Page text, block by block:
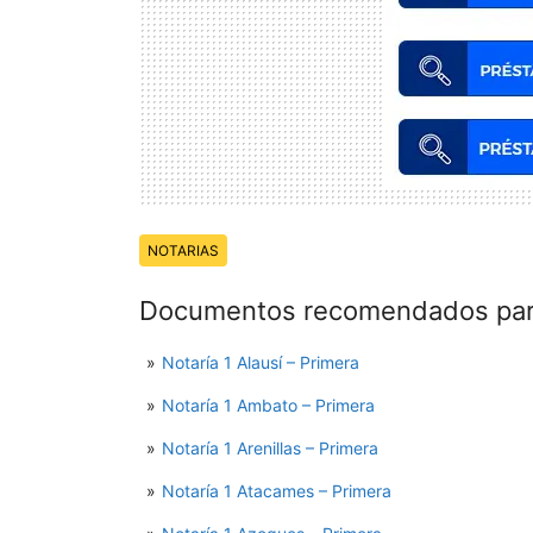
Temas:
NOTARIAS
Documentos recomendados
Notaría 1 Alausí – Primera
Notaría 1 Ambato – Primera
Notaría 1 Arenillas – Primera
Notaría 1 Atacames – Primera